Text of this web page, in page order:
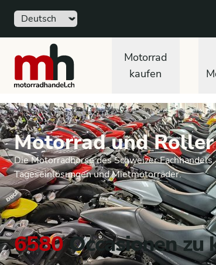
Sprache
motorradhandel.ch
Motorrad
kaufen
Motorrad und
Die Motorradbörse des Schweizer
Tageseinlösungen und Mietmotorräder.
6580Occasionen zu